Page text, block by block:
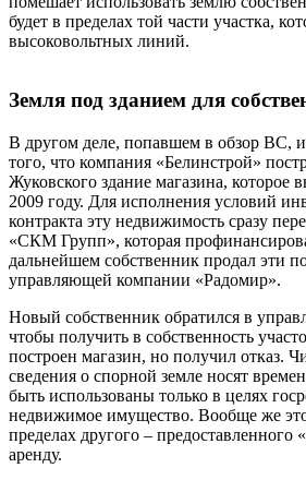
будет в пределах той части участка,
высоковольтных линий.
Земля под зданием для
В другом деле, попавшем в обзор ВС,
того, что компания «Белинстрой»
Жуковского здание магазина, которое
2009 году. Для исполнения условий
контракта эту недвижимость сразу
«СКМ Групп», которая
дальнейшем собственник продал эти
управляющей компании «Радомир».
Новый собственник обратился в
чтобы получить в собственность
построен магазин, но получил отказ.
сведения о спорной земле носят
быть использованы только в целях
недвижимое имущество. Вообще же
пределах другого – предоставленного
аренду.